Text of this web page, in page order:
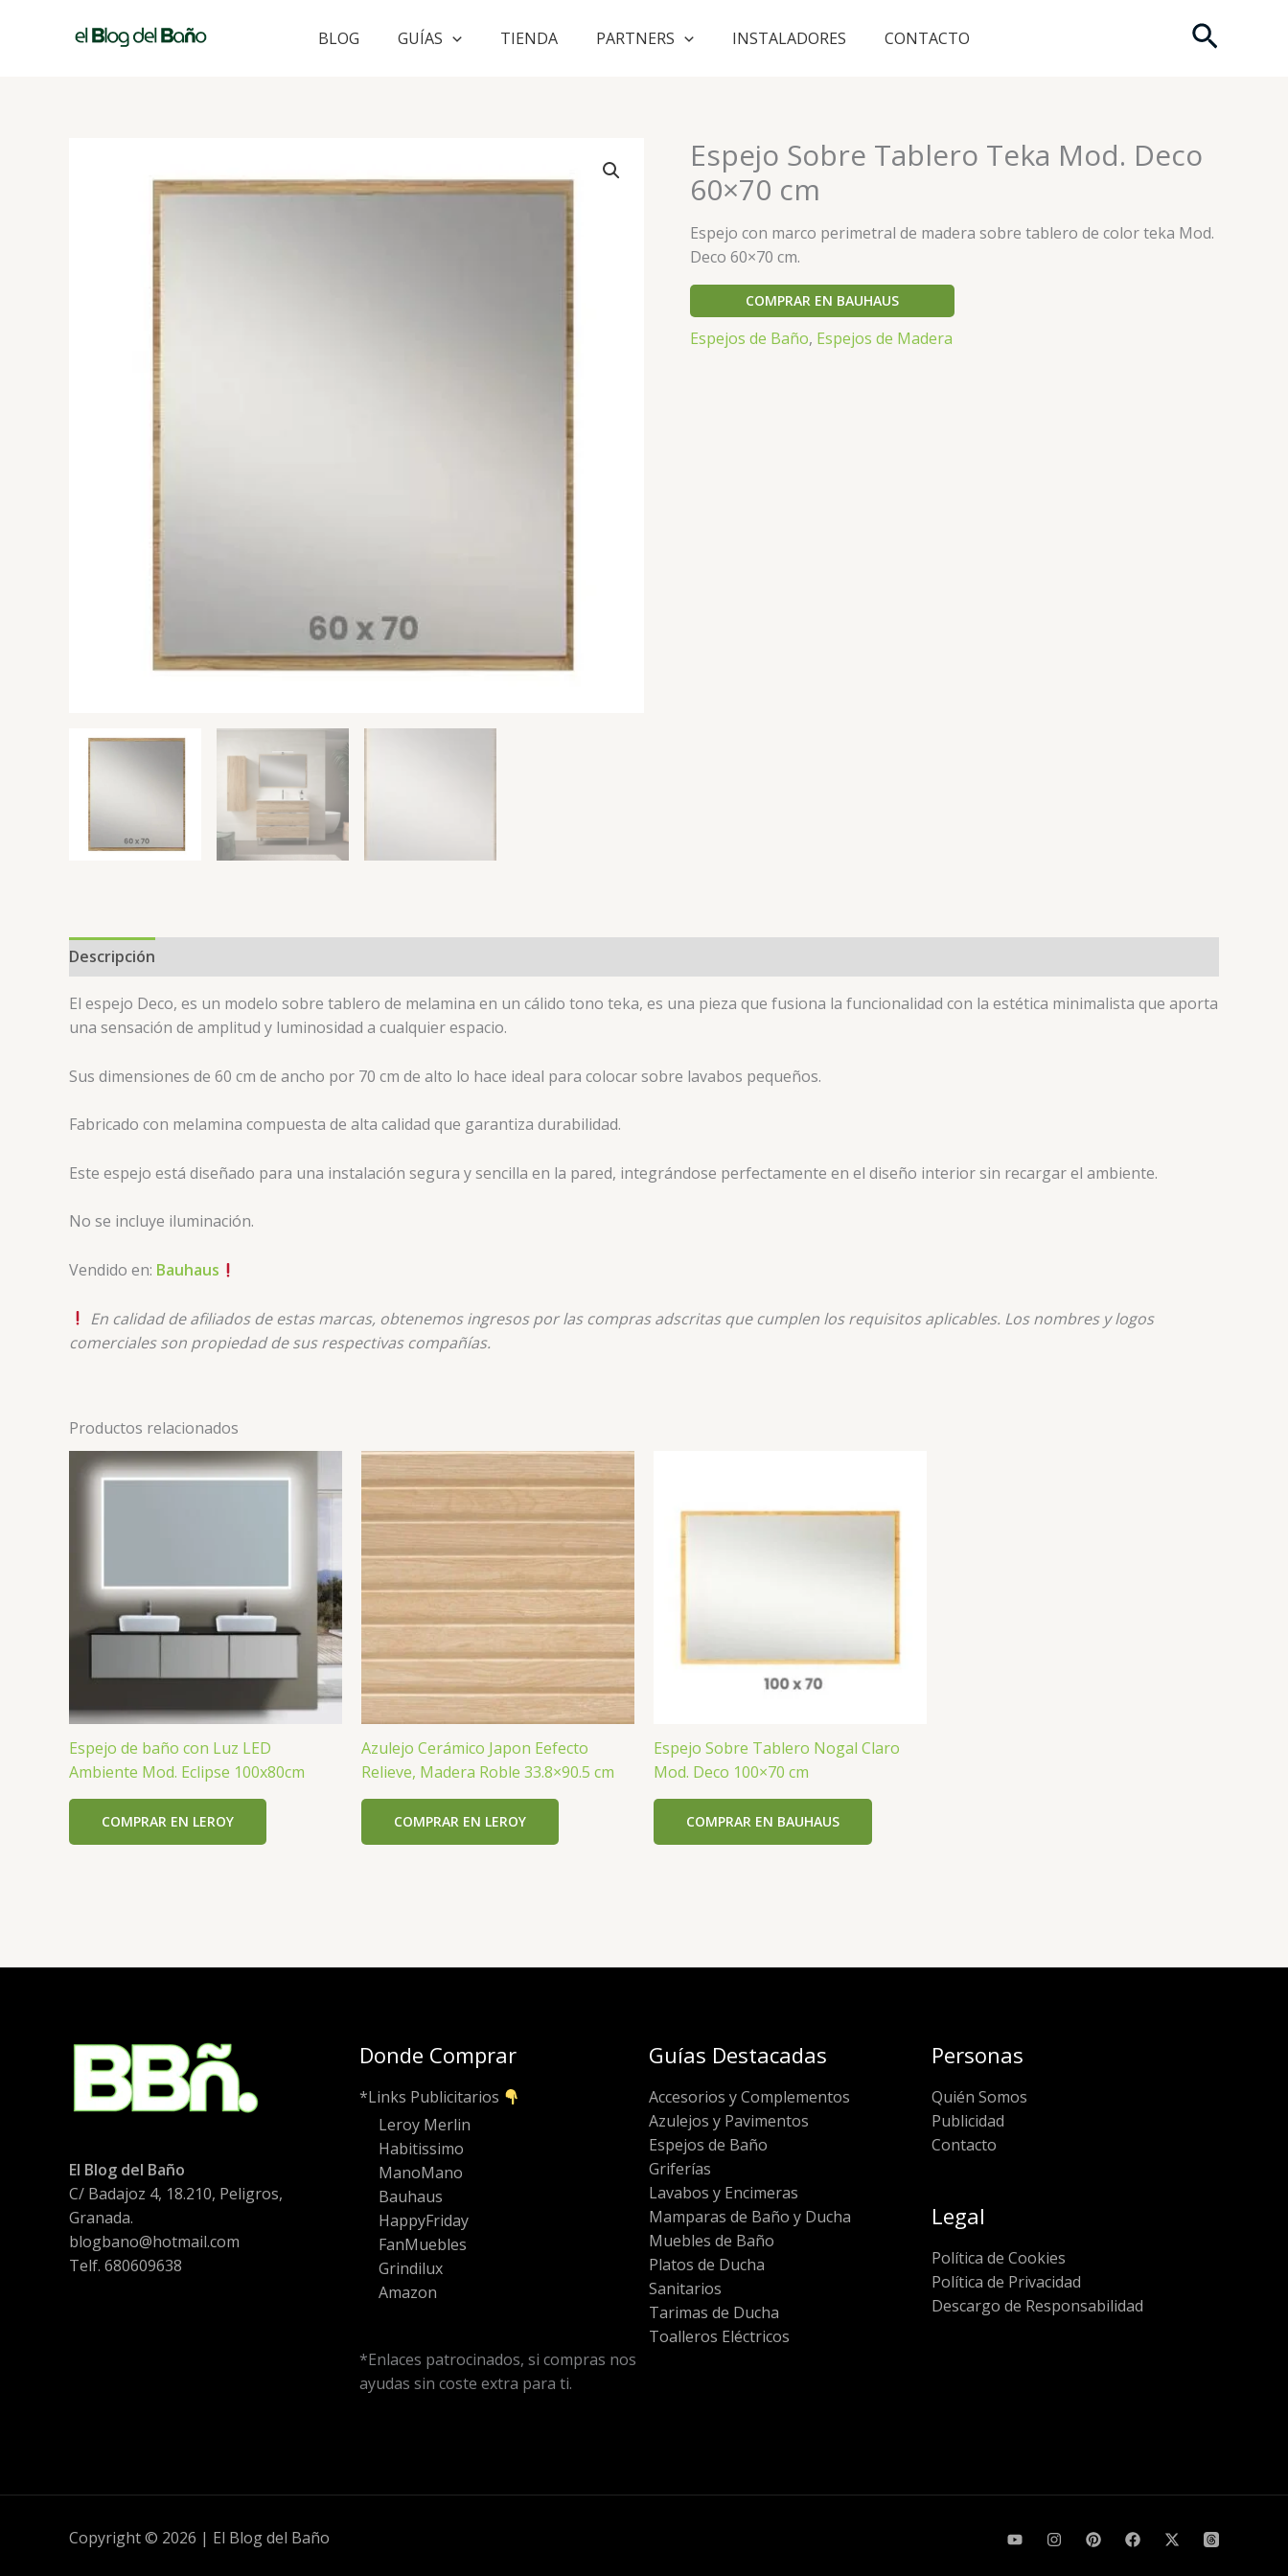
BLOG GUÍAS TIENDA PARTNERS INSTALADORES CONTACTO Buscar
Espejo Sobre Tablero Teka Mod. Deco
60×70 cm
Espejo con marco perimetral de madera sobre tablero de color teka Mod.
Deco 60×70 cm.
COMPRAR EN BAUHAUS
Espejos de Baño, Espejos de Madera
Descripción
El espejo Deco, es un modelo sobre tablero de melamina en un cálido tono teka, es una pieza que fusiona la funcionalidad con la estética minimalista que aporta
una sensación de amplitud y luminosidad a cualquier espacio.
Sus dimensiones de 60 cm de ancho por 70 cm de alto lo hace ideal para colocar sobre lavabos pequeños.
Fabricado con melamina compuesta de alta calidad que garantiza durabilidad.
Este espejo está diseñado para una instalación segura y sencilla en la pared, integrándose perfectamente en el diseño interior sin recargar el ambiente.
No se incluye iluminación.
Vendido en: Bauhaus
En calidad de afiliados de estas marcas, obtenemos ingresos por las compras adscritas que cumplen los requisitos aplicables. Los nombres y logos
comerciales son propiedad de sus respectivas compañías.
Productos relacionados
Espejo de baño con Luz LED
Ambiente Mod. Eclipse 100x80cm
COMPRAR EN LEROY
Azulejo Cerámico Japon Eefecto
Relieve, Madera Roble 33.8×90.5 cm
COMPRAR EN LEROY
Espejo Sobre Tablero Nogal Claro
Mod. Deco 100×70 cm
COMPRAR EN BAUHAUS
El Blog del Baño
C/ Badajoz 4, 18.210, Peligros,
Granada.
blogbano@hotmail.com
Telf. 680609638
Donde Comprar
*Links Publicitarios
Leroy Merlin
Habitissimo
ManoMano
Bauhaus
HappyFriday
FanMuebles
Grindilux
Amazon
*Enlaces patrocinados, si compras nos
ayudas sin coste extra para ti.
Guías Destacadas
Accesorios y Complementos
Azulejos y Pavimentos
Espejos de Baño
Griferías
Lavabos y Encimeras
Mamparas de Baño y Ducha
Muebles de Baño
Platos de Ducha
Sanitarios
Tarimas de Ducha
Toalleros Eléctricos
Personas
Quién Somos
Publicidad
Contacto
Legal
Política de Cookies
Política de Privacidad
Descargo de Responsabilidad
Copyright © 2026 | El Blog del Baño